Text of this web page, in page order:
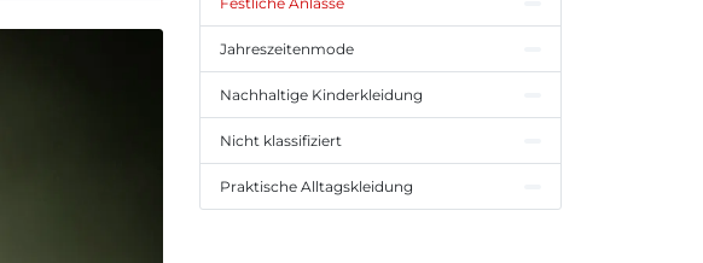
Jahreszeitenmode
Nachhaltige Kinderkleidung
Nicht klassifiziert
Praktische Alltagskleidung